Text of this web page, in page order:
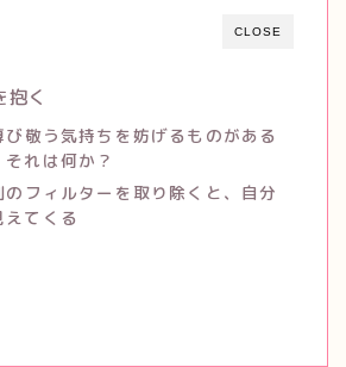
CLOSE
抱く
敬う気持ちを妨げるものがある
れは何か？
フィルターを取り除くと、自分
てくる